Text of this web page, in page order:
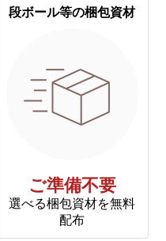
段ボール等の梱包資材
ご準備不要
選べる梱包資材を無料
配布